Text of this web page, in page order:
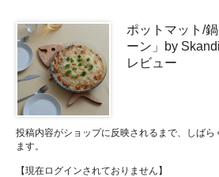
ポットマット/
ーン」by
レビュー
投稿内容がショップに反映されるまで、しば
ます。
【現在ログインされておりません】